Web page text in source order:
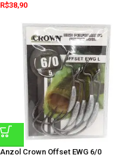
R$38,90
Anzol Crown Offset EWG 6/0